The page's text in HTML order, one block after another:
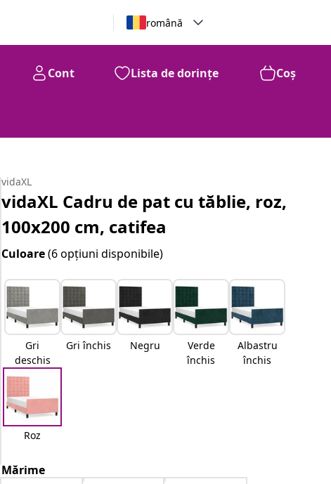
română
Cont Lista de dorințe Coș
vidaXL
vidaXL Cadru de pat cu tăblie, roz,
100x200 cm, catifea
Culoare(6 opțiuni disponibile)
Gri
deschis
Gri închis Negru
Verde
închis
Albastru
închis
Roz
Mărime